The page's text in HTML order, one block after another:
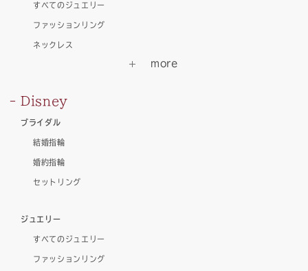
すべてのジュエリー
ファッションリング
ネックレス
Disney
ブライダル
結婚指輪
婚約指輪
セットリング
ジュエリー
すべてのジュエリー
ファッションリング